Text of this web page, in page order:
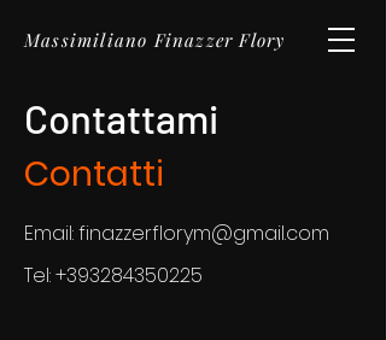
Massimiliano Finazzer Flory
Contattami
Contatti
Email:finazzerflorym@gmail.com
Tel:+393284350225